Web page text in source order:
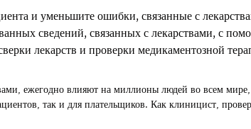
и уменьшите ошибки, связанные с
сведений, связанных с лекарствами, с
лекарств и проверки медикаментозной
ежегодно влияют на миллионы людей во всем
так и для плательщиков. Как клиницист,